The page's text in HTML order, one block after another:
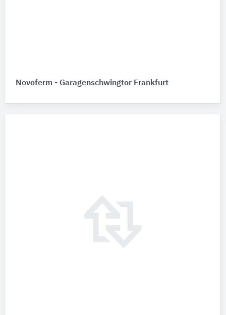
Novoferm - Garagenschwingtor Frankfurt